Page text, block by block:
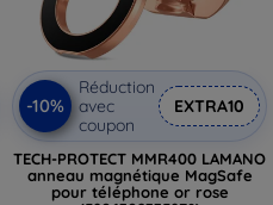
-10%
Réduction
avec
coupon
EXTRA10
TECH-PROTECT MMR400 LAMANO
anneau magnétique MagSafe
pour téléphone or rose